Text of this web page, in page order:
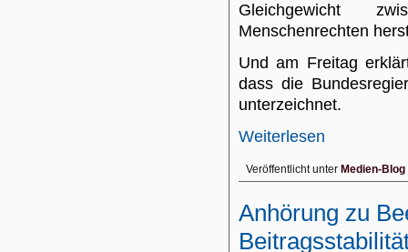
Gleichgewicht
Menschenrechten
Und am Freitag
dass die
unterzeichnet.
Weiterlesen
Veröffentlicht unter Medien-Blog
Anhörung zu